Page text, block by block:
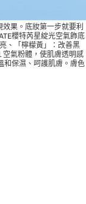
果。底妝第一步就要利
櫻特芮星綻光空氣飾底
、「檸檬黃」：改善黑
空氣粉體，使肌膚透明感
和保濕、呵護肌膚。膚色